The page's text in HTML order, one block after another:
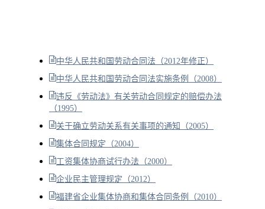
中华人民共和国劳动合同法（2012年修正）
中华人民共和国劳动合同法实施条例（2008）
违反《劳动法》有关劳动合同规定的赔偿办法
（1995）
关于确立劳动关系有关事项的通知（2005）
集体合同规定（2004）
工资集体协商试行办法（2000）
企业民主管理规定（2012）
福建省企业集体协商和集体合同条例（2010）